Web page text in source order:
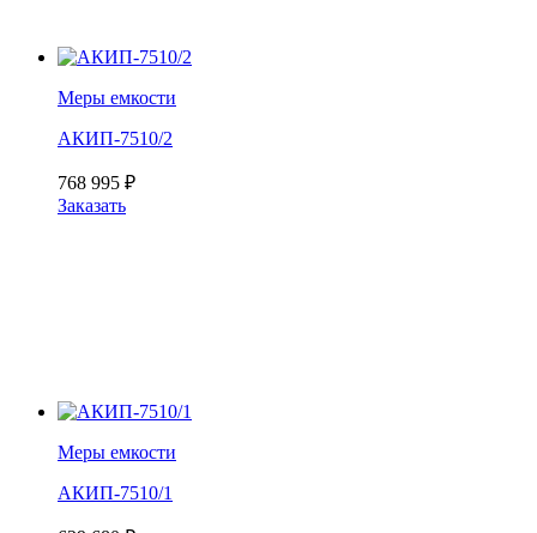
Меры емкости
АКИП-7510/2
768 995 ₽
Заказать
Меры емкости
АКИП-7510/1